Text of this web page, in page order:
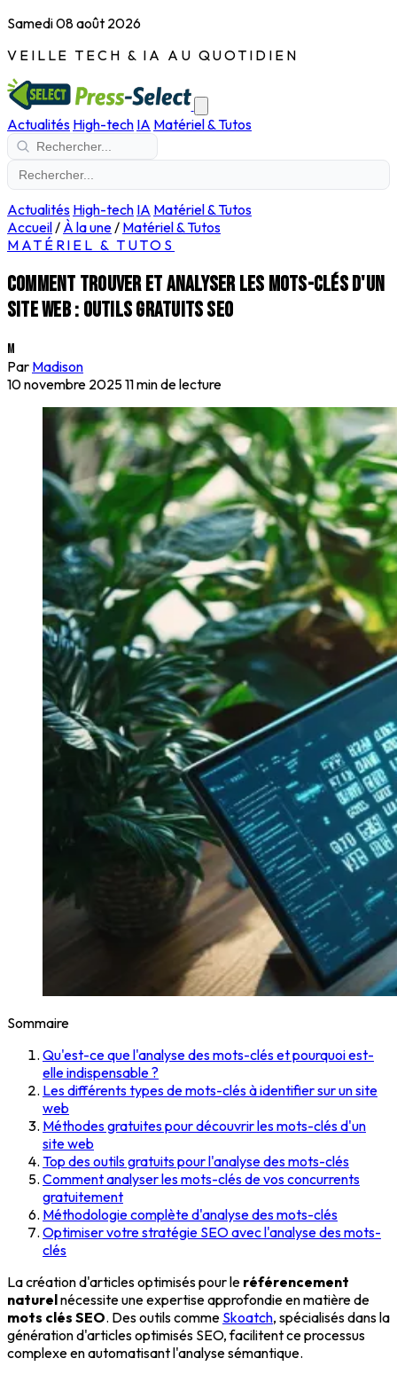
Samedi 08 août 2026
VEILLE TECH & IA AU QUOTIDIEN
Actualités High-tech IA Matériel & Tutos
Actualités High-tech IA Matériel & Tutos
Accueil/ À la une/ Matériel & Tutos
MATÉRIEL & TUTOS
Comment trouver et analyser les mots-clés d'un
site web : outils gratuits SEO
M
Par Madison
10 novembre 202511 min de lecture
Sommaire
Qu'est-ce que l'analyse des mots-clés et pourquoi est-
elle indispensable ?
Les différents types de mots-clés à identifier sur un site
web
Méthodes gratuites pour découvrir les mots-clés d'un
site web
Top des outils gratuits pour l'analyse des mots-clés
Comment analyser les mots-clés de vos concurrents
gratuitement
Méthodologie complète d'analyse des mots-clés
Optimiser votre stratégie SEO avec l'analyse des mots-
clés
La création d'articles optimisés pour le référencement
naturelnécessite une expertise approfondie en matière de
mots clés SEO. Des outils comme Skoatch, spécialisés dans la
génération d'articles optimisés SEO, facilitent ce processus
complexe en automatisant l'analyse sémantique.